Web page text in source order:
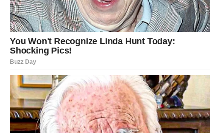
Birajte blag deterdžent
Jaki deterdženti mogu oštetiti vlakna i ubrzati njihovo
propadanje. Zbog toga je bolje koristiti
namijenjene tamnoj ili osjetljivoj odjeći.
Oni su nježniji prema materijalu i pomažu da traper duže
zadrži svoj izgled.